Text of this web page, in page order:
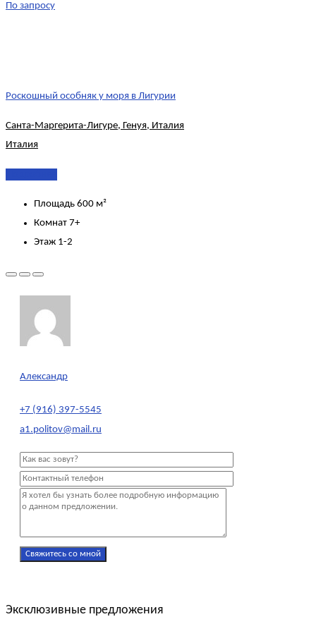
По запросу
Роскошный особняк у моря в Лигурии
Санта-Маргерита-Лигуре, Генуя, Италия
Италия
Площадь 600 м²
Комнат 7+
Этаж 1-2
Александр
+7 (916) 397-5545
a1.politov@mail.ru
Эксклюзивные предложения